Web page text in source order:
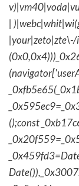
|
();const